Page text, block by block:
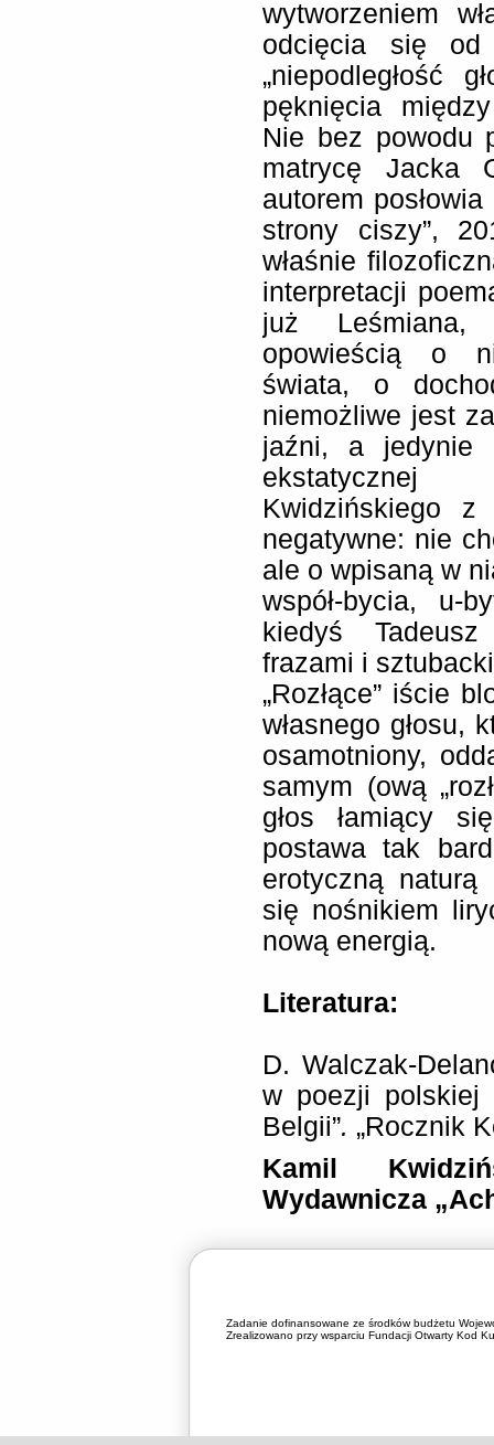
wytworzeniem
odcięcia się od
„niepodległość
pęknięcia
Nie bez powodu
matrycę Jacka
autorem
strony ciszy”,
właśnie
interpretacji
już Leśmiana,
opowieścią o
świata, o
niemożliwe jest
jaźni, a jedynie
ekstatycznej
Kwidzińskiego
negatywne: nie
ale o wpisaną w
współ-bycia, u-
kiedyś
frazami i
„Rozłące” iście
własnego głosu,
osamotniony,
samym (ową
głos łamiący
postawa tak
erotyczną
się nośnikiem
nową energią.
Literatura:
D. Walczak-
w poezji polskiej
Belgii”. „Rocznik
Kamil
Wydawnicza
Zadanie dofinansowane ze środków budżetu
Zrealizowano przy wsparciu Fundacji Otwarty Kod